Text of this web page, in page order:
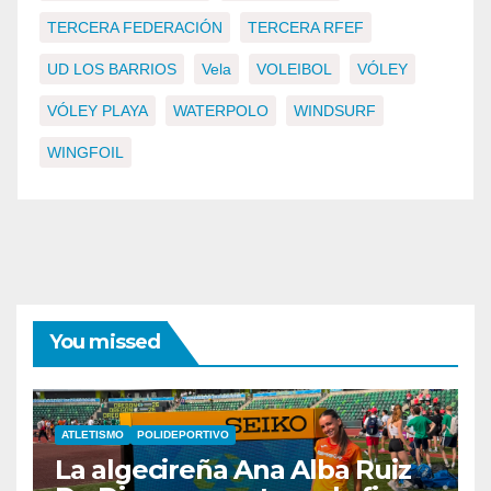
TERCERA FEDERACIÓN TERCERA RFEF
UD LOS BARRIOS Vela VOLEIBOL VÓLEY
VÓLEY PLAYA WATERPOLO WINDSURF
WINGFOIL
You missed
ATLETISMO POLIDEPORTIVO
La algecireña Ana Alba Ruiz